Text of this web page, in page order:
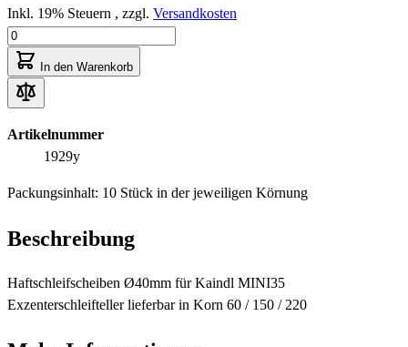
Inkl. 19% Steuern , zzgl. Versandkosten
In den Warenkorb
Artikelnummer
1929y
Packungsinhalt: 10 Stück in der jeweiligen Körnung
Beschreibung
Haftschleifscheiben Ø40mm für Kaindl MINI35
Exzenterschleifteller lieferbar in Korn 60 / 150 / 220